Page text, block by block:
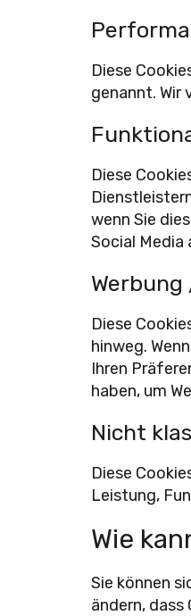
Diese
genannt. Wir
Diese
wenn Sie
Social Media
Werbung
Diese
hinweg.
Ihren
haben, um
Nicht
Diese
Leistung,
Wie
Sie können
ändern,